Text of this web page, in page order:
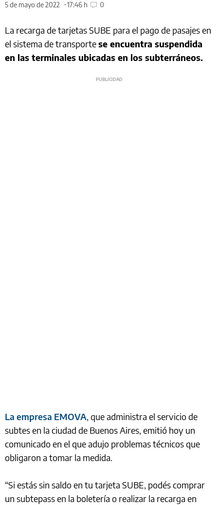
5 de mayo de 2022
17:46 h 0
La recarga de tarjetas SUBE para el pago de pasajes en
el sistema de transportese encuentra suspendida
en las terminales ubicadas en los subterráneos.
La empresa EMOVA, que administra el servicio de
subtes en la ciudad de Buenos Aires, emitió hoy un
comunicado en el que adujo problemas técnicos que
obligaron a tomar la medida.
“Si estás sin saldo en tu tarjeta SUBE, podés comprar
un subtepass en la boletería o realizar la recarga en